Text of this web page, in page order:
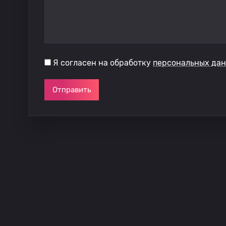
Я согласен на обработку персональных
Отправить